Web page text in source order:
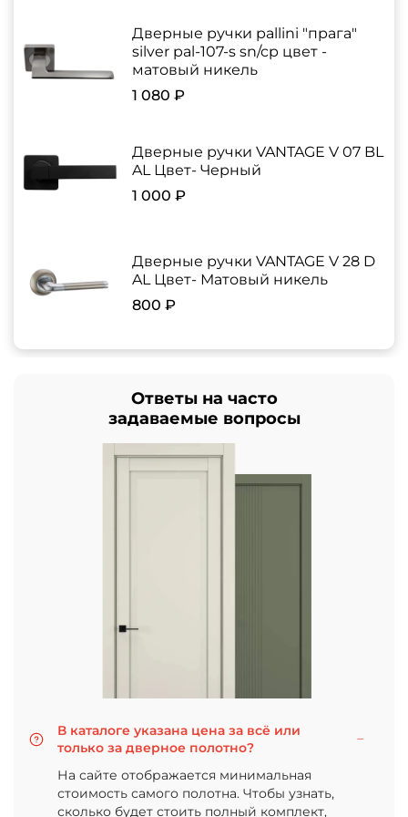
Дверные ручки pallini "прага"
silver pal-107-s sn/cp цвет -
матовый никель
1 080 ₽
Дверные ручки VANTAGE V 07 BL
AL Цвет- Черный
1 000 ₽
Дверные ручки VANTAGE V 28 D
AL Цвет- Матовый никель
800 ₽
Ответы на часто
задаваемые вопросы
В каталоге указана цена за всё или
только за дверное полотно?
На сайте отображается минимальная
стоимость самого полотна. Чтобы узнать,
сколько будет стоить полный комплект,